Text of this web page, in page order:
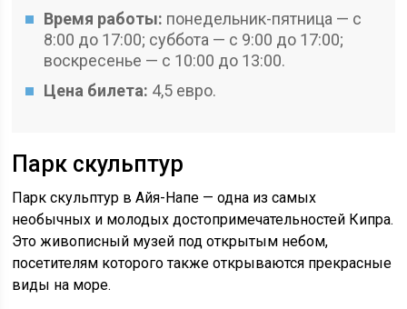
Время работы: понедельник-пятница — с
8:00 до 17:00; суббота — с 9:00 до 17:00;
воскресенье — с 10:00 до 13:00.
Цена билета: 4,5 евро.
Парк скульптур
Парк скульптур в Айя-Напе — одна из самых
необычных и молодых достопримечательностей Кипра.
Это живописный музей под открытым небом,
посетителям которого также открываются прекрасные
виды на море.